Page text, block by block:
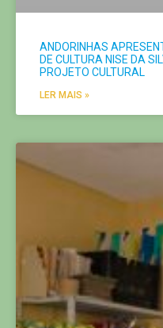
ANDORINHAS
DE CULTURA NISE DA
PROJETO CULTURAL
LER MAIS »